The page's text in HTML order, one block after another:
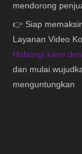
mendorong
👉 Siap
Layanan Video
Hubungi kami
dan mulai
menguntungkan